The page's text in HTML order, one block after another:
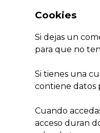
Cookies
Si dejas un
para que no
Si tienes una
contiene datos
Cuando
acceso duran